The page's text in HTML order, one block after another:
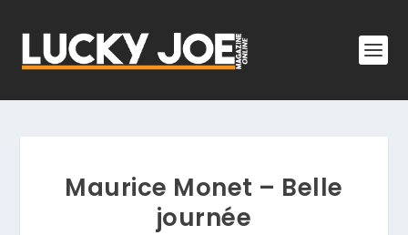
Maurice Monet – Belle
journée